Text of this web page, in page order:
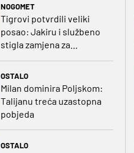
NOGOMET
Tigrovi potvrdili veliki
posao: Jakiru i službeno
stigla zamjena za
OSTALO
Milan dominira Poljskom:
Talijanu treća uzastopna
pobjeda
OSTALO